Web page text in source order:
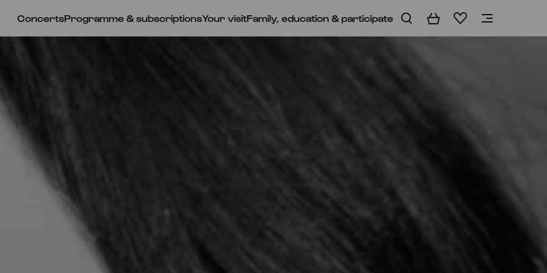
ConcertsProgramme & subscriptionsYour visitFamily, education & participate BasketWishlist